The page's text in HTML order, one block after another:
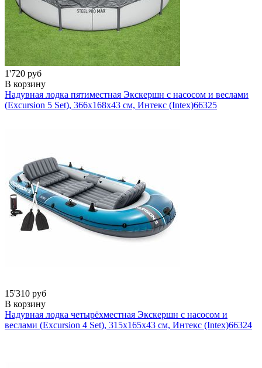
1'720 руб
В корзину
Надувная лодка пятиместная Экскершн с насосом и веслами
(Excursion 5 Set), 366х168х43 см, Интекс (Intex)66325
15'310 руб
В корзину
Надувная лодка четырёхместная Экскершн с насосом и
веслами (Excursion 4 Set), 315х165х43 см, Интекс (Intex)66324